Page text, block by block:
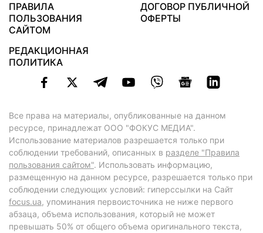
ПРАВИЛА
ПОЛЬЗОВАНИЯ
САЙТОМ
ДОГОВОР ПУБЛИЧНОЙ
ОФЕРТЫ
РЕДАКЦИОННАЯ
ПОЛИТИКА
Все права на материалы, опубликованные на данном
ресурсе, принадлежат ООО "ФОКУС МЕДИА".
Использование материалов разрешается только при
соблюдении требований, описанных в разделе "Правила
пользования сайтом". Использовать информацию,
размещенную на данном ресурсе, разрешается только при
соблюдении следующих условий: гиперссылки на Сайт
focus.ua, упоминания первоисточника не ниже первого
абзаца, объема использования, который не может
превышать 50% от общего объема оригинального текста,